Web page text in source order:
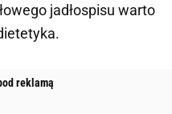
jadłospisu warto